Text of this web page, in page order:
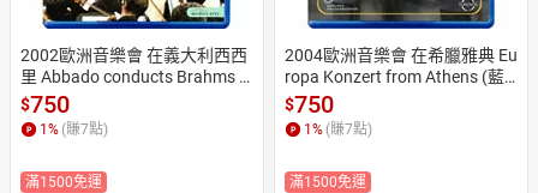
2002歐洲音樂會 在義大利西西
里 Abbado conducts Brahms a
nd Dvorak (藍光Blu-ray) 【Euro
Arts】
$750
1 % (賺7點)
滿1500免運
2004歐洲音樂會 在希臘雅典 Eu
ropa Konzert from Athens (藍
光Blu-ray) 【EuroArts】
$750
1 % (賺7點)
滿1500免運